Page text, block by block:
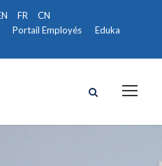
Portail Employés Eduka